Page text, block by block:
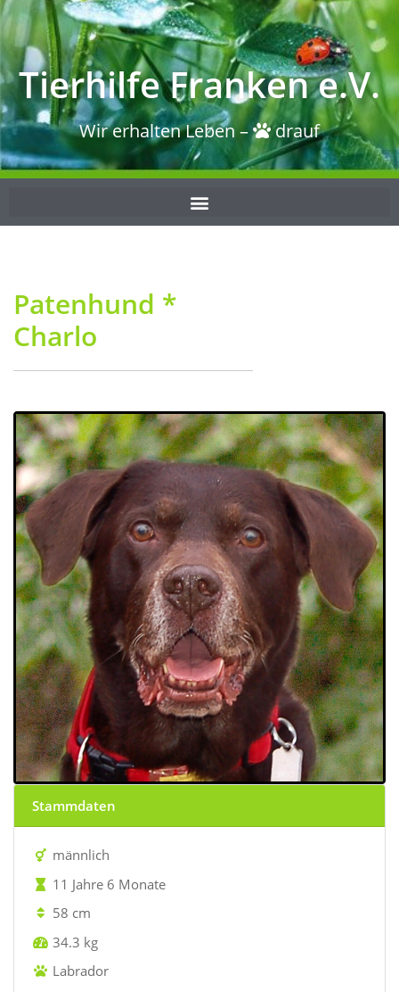
Tierhilfe Franken e.V.
Wir erhalten Leben – drauf
Patenhund *
Charlo
Stammdaten
männlich
11 Jahre 6 Monate
58 cm
34.3 kg
Labrador